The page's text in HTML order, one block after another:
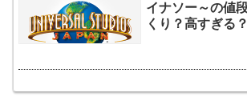
イナソー～の値
くり？高すぎる？